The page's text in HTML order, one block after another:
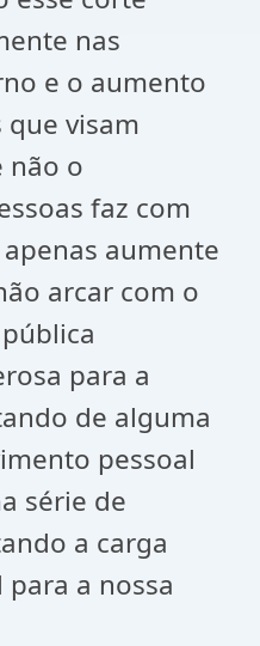
nas
e o aumento
visam
não o
faz com
aumente
arcar com o
para a
de alguma
pessoal
série de
a carga
a nossa